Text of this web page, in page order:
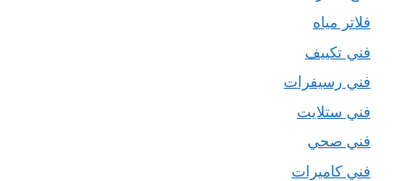
فلاتر مياه
فني تكييف
فني رسيفرات
فني ستلايت
فني صحي
فني كاميرات